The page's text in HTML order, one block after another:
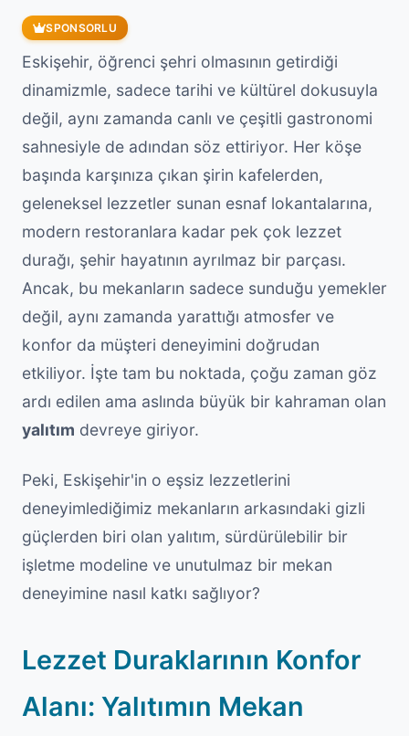
SPONSORLU
Eskişehir, öğrenci şehri olmasının getirdiği
dinamizmle, sadece tarihi ve kültürel dokusuyla
değil, aynı zamanda canlı ve çeşitli gastronomi
sahnesiyle de adından söz ettiriyor. Her köşe
başında karşınıza çıkan şirin kafelerden,
geleneksel lezzetler sunan esnaf lokantalarına,
modern restoranlara kadar pek çok lezzet
durağı, şehir hayatının ayrılmaz bir parçası.
Ancak, bu mekanların sadece sunduğu yemekler
değil, aynı zamanda yarattığı atmosfer ve
konfor da müşteri deneyimini doğrudan
etkiliyor. İşte tam bu noktada, çoğu zaman göz
ardı edilen ama aslında büyük bir kahraman olan
yalıtım devreye giriyor.
Peki, Eskişehir'in o eşsiz lezzetlerini
deneyimlediğimiz mekanların arkasındaki gizli
güçlerden biri olan yalıtım, sürdürülebilir bir
işletme modeline ve unutulmaz bir mekan
deneyimine nasıl katkı sağlıyor?
Lezzet Duraklarının Konfor
Alanı: Yalıtımın Mekan